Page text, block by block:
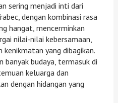
sering menjadi inti dari
dengan kombinasi rasa
hangat, mencerminkan
nilai-nilai kebersamaan,
kenikmatan yang dibagikan.
banyak budaya, termasuk di
keluarga dan
dengan hidangan yang